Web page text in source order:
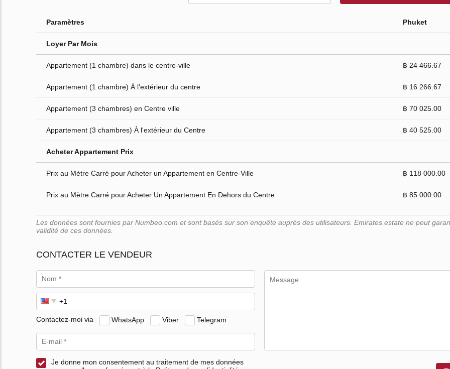
Paramètres Phuket
Loyer Par Mois
Appartement (1 chambre) dans le centre-ville ฿ 24 466.67
Appartement (1 chambre) À l'extérieur du centre ฿ 16 266.67
Appartement (3 chambres) en Centre ville ฿ 70 025.00
Appartement (3 chambres) À l'extérieur du Centre ฿ 40 525.00
Acheter Appartement Prix
Prix au Mètre Carré pour Acheter un Appartement en Centre-Ville ฿ 118 000.00
Prix au Mètre Carré pour Acheter Un Appartement En Dehors du Centre ฿ 85 000.00
Les données sont fournies par Numbeo.com et sont basés sur son enquête auprès des utilisateurs. Emirates.estate ne peut
validité de ces données.
CONTACTER LE VENDEUR
Contactez-moi via WhatsApp Viber Telegram
Je donne mon consentement au traitement de mes données